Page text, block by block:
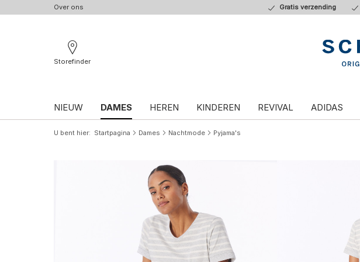
Over ons Gratis verzending
Storefinder
NIEUW DAMES HEREN KINDEREN REVIVAL ADIDAS
U bent hier Startpagina Dames Nachtmode Pyjama's